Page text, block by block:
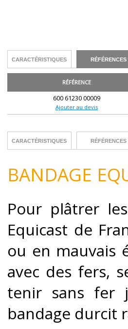
CARACTÉRISTIQUES RÉFÉRENCES
RÉFÉRENCE
600 61230 00009
Ajouter au devis
CARACTÉRISTIQUES RÉFÉRENCES
BANDAGE
Pour plâtrer
Equicast de
ou en mauvais
avec des fers,
tenir sans fer
bandage durcit